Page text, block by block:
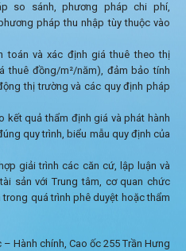
so sánh, phương pháp chi phí,
pháp thu nhập tùy thuộc vào
toán và xác định giá thuê theo thị
thuê đồng/m²/năm), đảm bảo tính
thị trường và các quy định pháp
kết quả thẩm định giá và phát hành
quy trình, biểu mẫu quy định của
giải trình các căn cứ, lập luận và
sản với Trung tâm, cơ quan chức
quá trình phê duyệt hoặc thẩm
Hành chính, Cao ốc 255 Trần Hưng